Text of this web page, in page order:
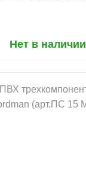
Нет в наличии